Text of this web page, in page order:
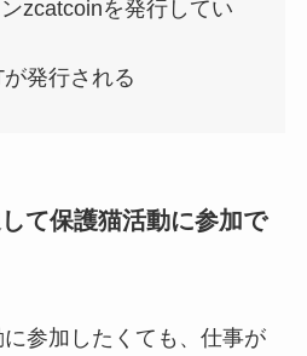
zcatcoinを発行してい
発行される
て保護猫活動に参加で
参加したくても、仕事が